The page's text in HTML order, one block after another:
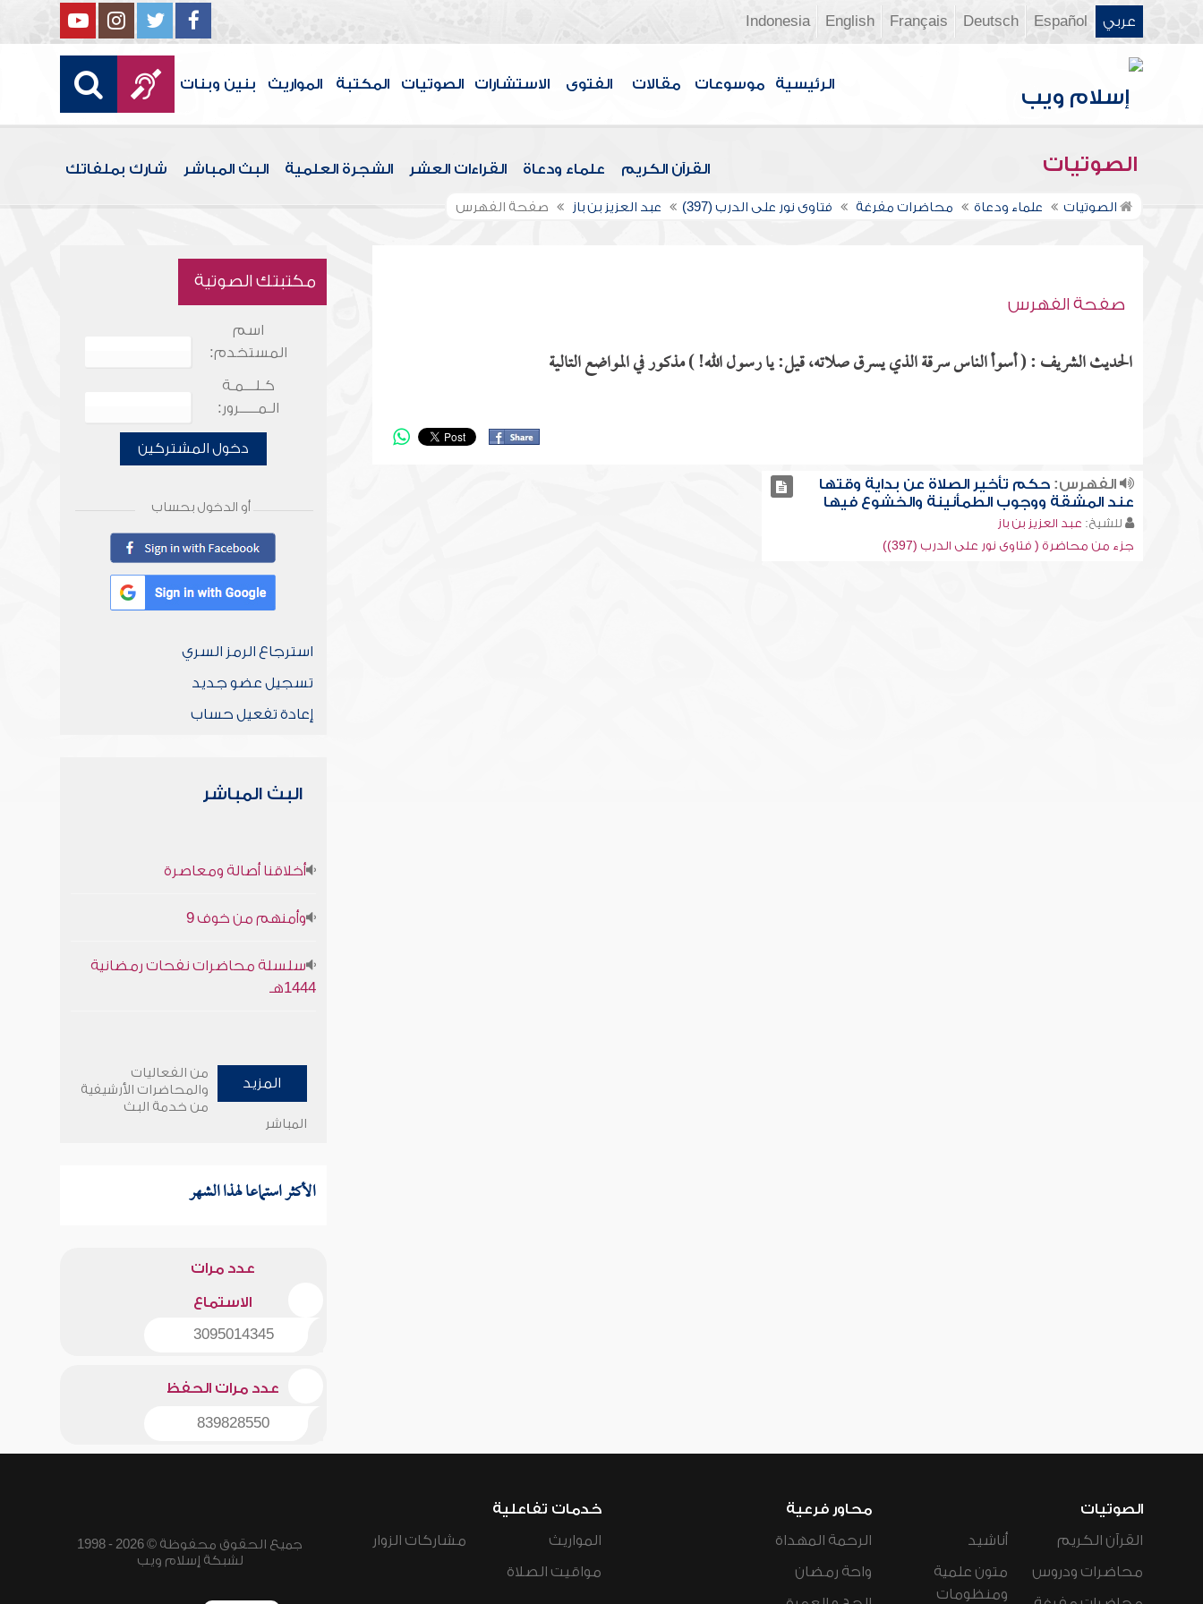
عربي Español
Deutsch
Français
English
Indonesia
الرئيسية موسوعات مقالات الفتوى الاستشارات الصوتيات المكتبة المواريث بنين وبنات
الصوتيات القرآن الكريم علماء ودعاة القراءات العشر الشجرة العلمية البث المباشر شارك بملفاتك
الصوتيات علماء ودعاة محاضرات مفرغة فتاوى نور على الدرب (397) عبد العزيز بن باز صفحة الفهرس
صفحة الفهرس
الحديث الشريف : ( أسوأ الناس سرقة الذي يسرق صلاته، قيل: يا رسول الله! ) مذكور في المواضع التالية
الفهرس:حكم تأخير الصلاة عن بداية وقتها
عند المشقة ووجوب الطمأنينة والخشوع فيها
للشيخ: عبد العزيز بن باز
جزء من محاضرة ( فتاوى نور على الدرب (397))
مكتبتك الصوتية
اسم
المستخدم:
كـلـــمـة
الـمـــــرور:
دخول المشتركين
أو الدخول بحساب
استرجاع الرمز السري
تسجيل عضو جديد
إعادة تفعيل حساب
البث المباشر
أخلاقنا أصالة ومعاصرة
وأمنهم من خوف 9
سلسلة محاضرات نفحات رمضانية
1444هـ
المزيد
من الفعاليات
والمحاضرات الأرشيفية
من خدمة البث
المباشر
الأكثر استماعا لهذا الشهر
عدد مرات
الاستماع
3095014345
عدد مرات الحفظ
839828550
الصوتيات
القرآن الكريم
محاضرات ودروس
أناشيد
متون علمية
ومنظومات
محاور فرعية
الرحمة المهداة
واحة رمضان
خدمات تفاعلية
المواريث
مواقيت الصلاة
مشاركات الزوار
جميع الحقوق محفوظة © 2026 - 1998
لشبكة إسلام ويب